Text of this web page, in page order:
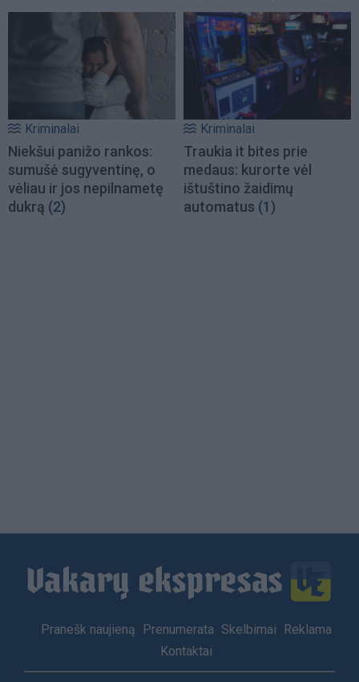
Kriminalai
Niekšui panižo rankos:
sumušė sugyventinę, o
vėliau ir jos nepilnametę
dukrą (2)
Kriminalai
Traukia it bites prie
medaus: kurorte vėl
ištuštino žaidimų
automatus (1)
Footer
Pranešk naujieną Prenumerata Skelbimai
Reklama
Kontaktai